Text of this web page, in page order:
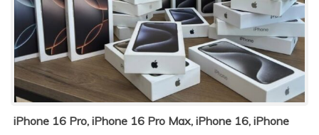
iPhone 16 Pro, iPhone 16 Pro Max, iPhone 16, iPhone